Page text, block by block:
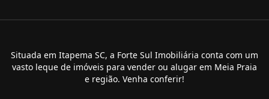
Situada em Itapema SC, a Forte Sul Imobiliária conta com um
vasto leque de imóveis para vender ou alugar em Meia Praia
e região. Venha conferir!